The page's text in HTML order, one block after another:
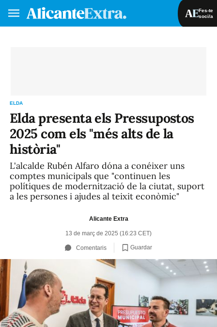
Fes-te
soci/a
ELDA
Elda presenta els Pressupostos
2025 com els "més alts de la
història"
L'alcalde Rubén Alfaro dóna a conéixer uns
comptes municipals que "continuen les
polítiques de modernització de la ciutat, suport
a les persones i ajudes al teixit econòmic"
Alicante Extra
13 de març de 2025 (16:23 CET)
Comentaris Guardar